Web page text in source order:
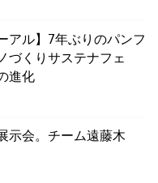
アル】7年ぶりのパンフ
づくりサステナフェ
進化
示会。チーム遠藤木